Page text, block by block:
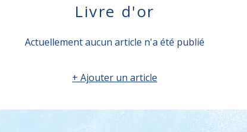
Livre d'or
Actuellement aucun article n'a été publié
+ Ajouter un article